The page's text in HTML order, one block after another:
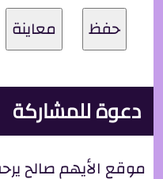
دعوة للمشاركة
موقع الأيهم صالح